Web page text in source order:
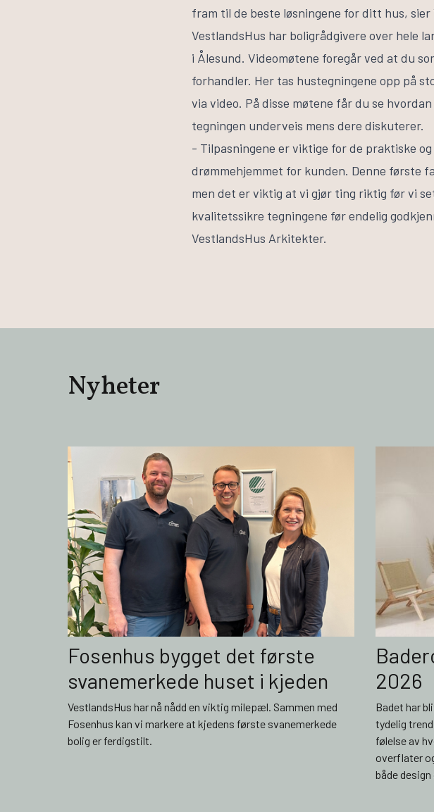
fram til de beste løsningene for ditt hus, sier
VestlandsHus har boligrådgivere over hele
i Ålesund. Videomøtene foregår ved at du
forhandler. Her tas hustegningene opp på
via video. På disse møtene får du se
tegningen underveis mens dere diskuterer.
- Tilpasningene er viktige for de praktiske
drømmehjemmet for kunden. Denne første
men det er viktig at vi gjør ting riktig før vi
kvalitetssikre tegningene før endelig
VestlandsHus Arkitekter.
Nyheter
Fosenhus bygget det første
svanemerkede huset i kjeden
VestlandsHus har nå nådd en viktig milepæl. Sammen med
Fosenhus kan vi markere at kjedens første svanemerkede
bolig er ferdigstilt.
2026
Badet har
tydelig
følelse av
overflater
både